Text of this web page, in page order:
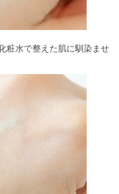
粧水で整えた肌に馴染ませ